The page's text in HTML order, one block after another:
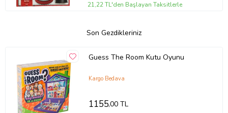
21,22 TL'den Başlayan Taksitlerle
Son Gezdikleriniz
Guess The Room Kutu Oyunu
Kargo Bedava
1155,00 TL